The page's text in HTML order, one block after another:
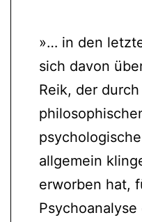
»… in den
sich davon
Reik, der
allgemein
erworben hat,